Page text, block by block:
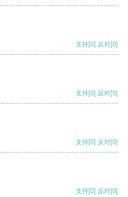
支持[0] 反对[0]
支持[0] 反对[0]
支持[0] 反对[0]
支持[0] 反对[0]